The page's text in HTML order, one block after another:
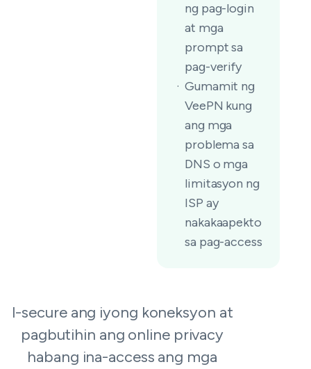
ng pag-login
at mga
prompt sa
pag-verify
Gumamit ng
VeePN kung
ang mga
problema sa
DNS o mga
limitasyon ng
ISP ay
nakakaapekto
sa pag-access
I-secure ang iyong koneksyon at
pagbutihin ang online privacy
habang ina-access ang mga